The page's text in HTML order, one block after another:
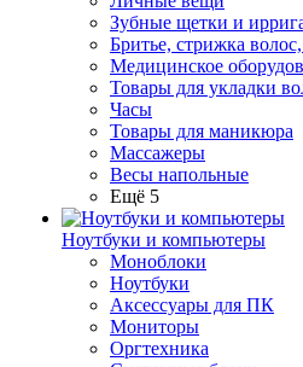
Зубные щетки и
Бритье, стрижка
Медицинское
Товары для укладки
Часы
Товары для маникюра
Массажеры
Весы напольные
Ещё 5
Ноутбуки и компьютеры
Моноблоки
Ноутбуки
Аксессуары для ПК
Мониторы
Оргтехника